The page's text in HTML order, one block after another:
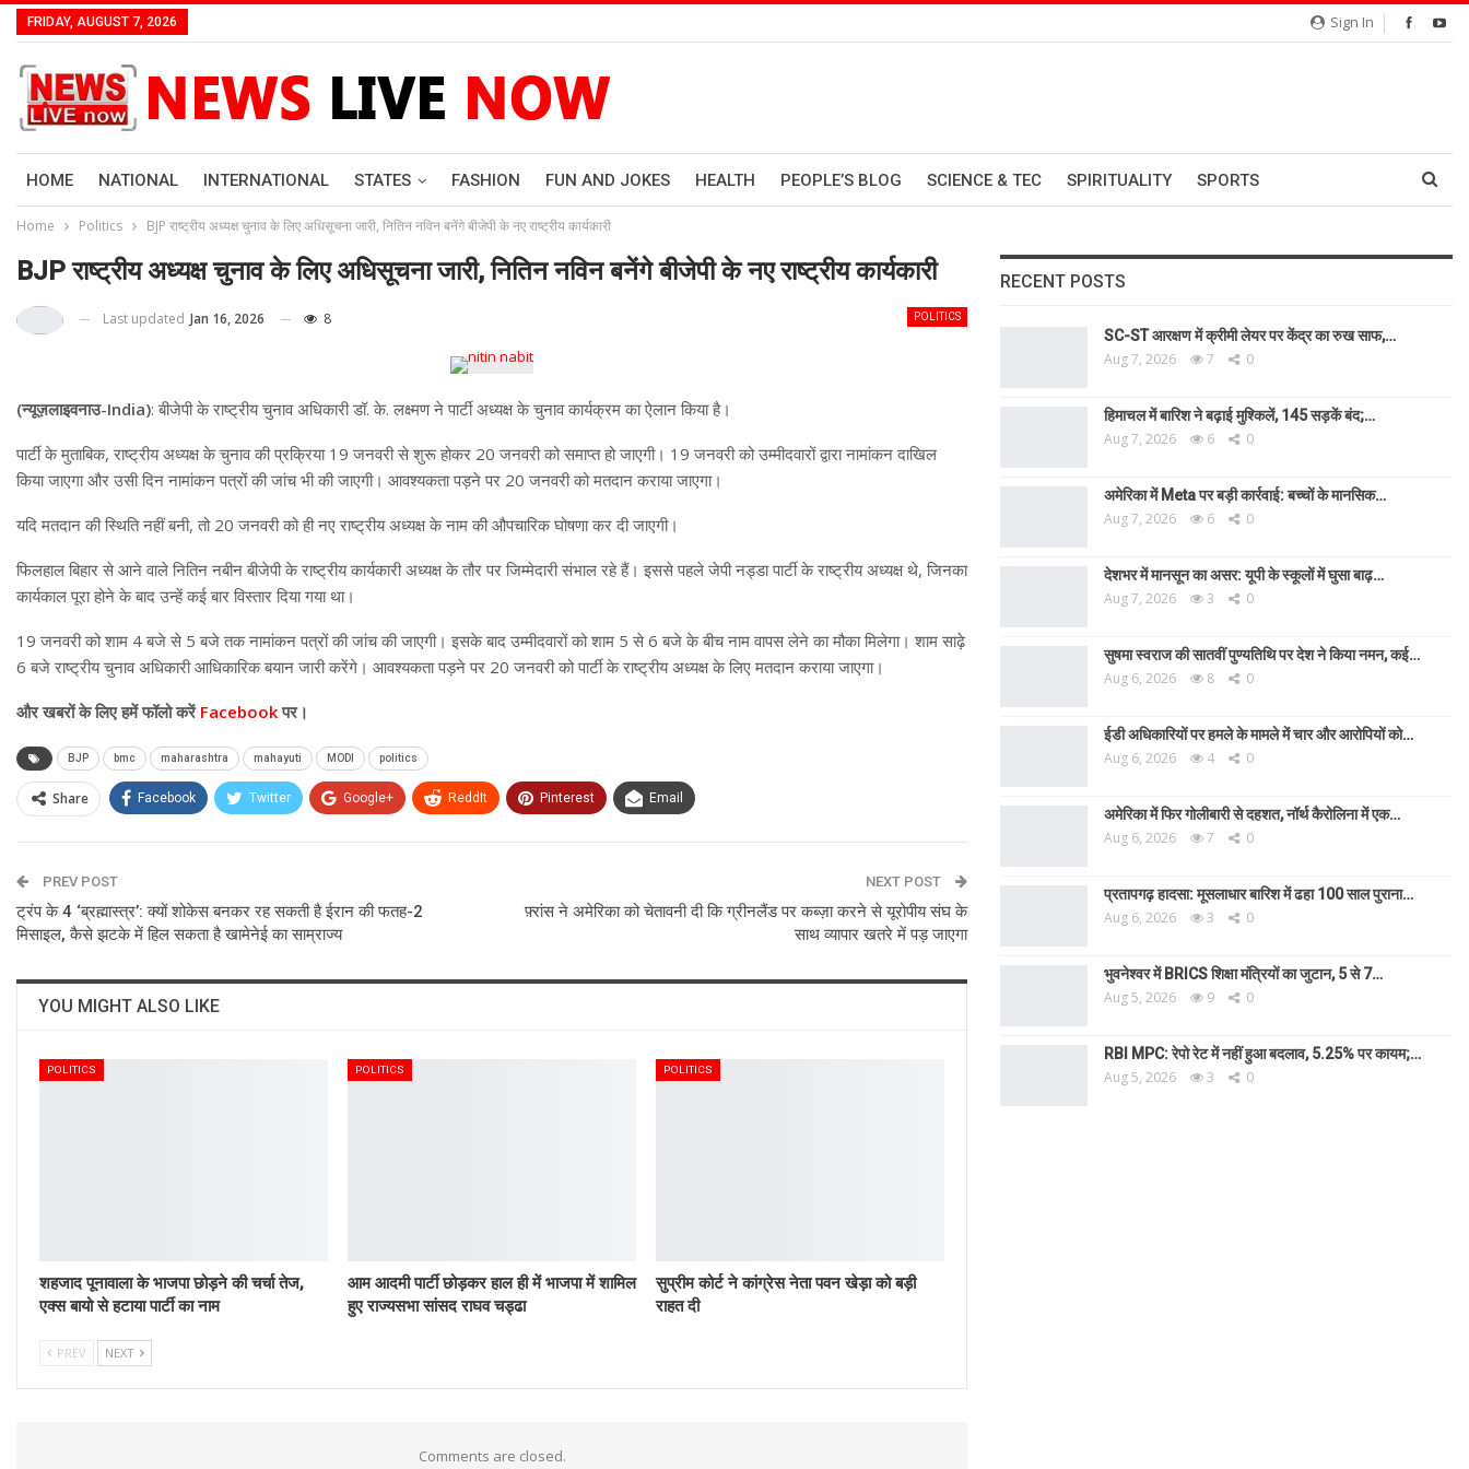
Sign In
FRIDAY, AUGUST 7, 2026
HOME NATIONAL INTERNATIONAL STATES FASHION FUN AND JOKES HEALTH PEOPLE’S BLOG SCIENCE & TEC SPIRITUALITY SPORTS
Home Politics BJP राष्ट्रीय अध्यक्ष चुनाव के लिए अधिसूचना जारी, नितिन नविन बनेंगे बीजेपी के नए राष्ट्रीय कार्यकारी
BJP राष्ट्रीय अध्यक्ष चुनाव के लिए अधिसूचना जारी, नितिन नविन बनेंगे बीजेपी के नए राष्ट्रीय कार्यकारी
POLITICS
Last updated Jan 16, 2026 8
(न्यूज़लाइवनाउ-India): बीजेपी के राष्ट्रीय चुनाव अधिकारी डॉ. के. लक्ष्मण ने पार्टी अध्यक्ष के चुनाव कार्यक्रम का ऐलान किया है।
पार्टी के मुताबिक, राष्ट्रीय अध्यक्ष के चुनाव की प्रक्रिया 19 जनवरी से शुरू होकर 20 जनवरी को समाप्त हो जाएगी। 19 जनवरी को उम्मीदवारों द्वारा नामांकन दाखिल
किया जाएगा और उसी दिन नामांकन पत्रों की जांच भी की जाएगी। आवश्यकता पड़ने पर 20 जनवरी को मतदान कराया जाएगा।
यदि मतदान की स्थिति नहीं बनी, तो 20 जनवरी को ही नए राष्ट्रीय अध्यक्ष के नाम की औपचारिक घोषणा कर दी जाएगी।
फिलहाल बिहार से आने वाले नितिन नबीन बीजेपी के राष्ट्रीय कार्यकारी अध्यक्ष के तौर पर जिम्मेदारी संभाल रहे हैं। इससे पहले जेपी नड्डा पार्टी के राष्ट्रीय अध्यक्ष थे, जिनका
कार्यकाल पूरा होने के बाद उन्हें कई बार विस्तार दिया गया था।
19 जनवरी को शाम 4 बजे से 5 बजे तक नामांकन पत्रों की जांच की जाएगी। इसके बाद उम्मीदवारों को शाम 5 से 6 बजे के बीच नाम वापस लेने का मौका मिलेगा। शाम साढ़े
6 बजे राष्ट्रीय चुनाव अधिकारी आधिकारिक बयान जारी करेंगे। आवश्यकता पड़ने पर 20 जनवरी को पार्टी के राष्ट्रीय अध्यक्ष के लिए मतदान कराया जाएगा।
और खबरों के लिए हमें फॉलो करेंFacebookपर।
BJP bmc maharashtra mahayuti MODI politics
Share Facebook Twitter Google+ ReddIt Pinterest Email
PREV POST
ट्रंप के 4 ‘ब्रह्मास्त्र’: क्यों शोकेस बनकर रह सकती है ईरान की फतह-2
मिसाइल, कैसे झटके में हिल सकता है खामेनेई का साम्राज्य
NEXT POST
फ़्रांस ने अमेरिका को चेतावनी दी कि ग्रीनलैंड पर कब्ज़ा करने से यूरोपीय संघ के
साथ व्यापार खतरे में पड़ जाएगा
YOU MIGHT ALSO LIKE
POLITICS
शहजाद पूनावाला के भाजपा छोड़ने की चर्चा तेज,
एक्स बायो से हटाया पार्टी का नाम
POLITICS
आम आदमी पार्टी छोड़कर हाल ही में भाजपा में शामिल
हुए राज्यसभा सांसद राघव चड्ढा
POLITICS
सुप्रीम कोर्ट ने कांग्रेस नेता पवन खेड़ा को बड़ी
राहत दी
PREV NEXT
Comments are closed.
RECENT POSTS
SC-ST आरक्षण में क्रीमी लेयर पर केंद्र का रुख साफ,…
Aug 7, 2026 7 0
हिमाचल में बारिश ने बढ़ाई मुश्किलें, 145 सड़कें बंद;…
Aug 7, 2026 6 0
अमेरिका में Meta पर बड़ी कार्रवाई: बच्चों के मानसिक…
Aug 7, 2026 6 0
देशभर में मानसून का असर: यूपी के स्कूलों में घुसा बाढ़…
Aug 7, 2026 3 0
सुषमा स्वराज की सातवीं पुण्यतिथि पर देश ने किया नमन, कई…
Aug 6, 2026 8 0
ईडी अधिकारियों पर हमले के मामले में चार और आरोपियों को…
Aug 6, 2026 4 0
अमेरिका में फिर गोलीबारी से दहशत, नॉर्थ कैरोलिना में एक…
Aug 6, 2026 7 0
प्रतापगढ़ हादसा: मूसलाधार बारिश में ढहा 100 साल पुराना…
Aug 6, 2026 3 0
भुवनेश्वर में BRICS शिक्षा मंत्रियों का जुटान, 5 से 7…
Aug 5, 2026 9 0
RBI MPC: रेपो रेट में नहीं हुआ बदलाव, 5.25% पर कायम;…
Aug 5, 2026 3 0